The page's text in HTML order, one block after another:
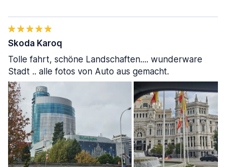
Skoda Karoq
Tolle fahrt, schöne Landschaften.... wunderware
Stadt .. alle fotos von Auto aus gemacht.